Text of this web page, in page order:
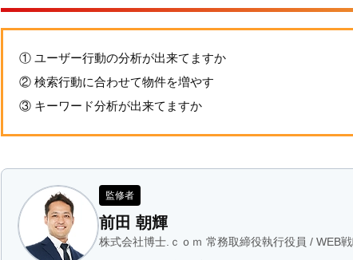
① ユーザー行動の分析が出来てますか
② 検索行動に合わせて物件を増やす
③ キーワード分析が出来てますか
監修者
前田 朝輝
株式会社博士.ｃｏｍ 常務取締役執行役員 / WEB